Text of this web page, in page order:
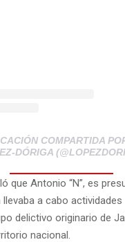
COMPARTIDA
DÓRIGA
que Antonio “N”, es
a cabo actividades
delictivo originario de
nacional.